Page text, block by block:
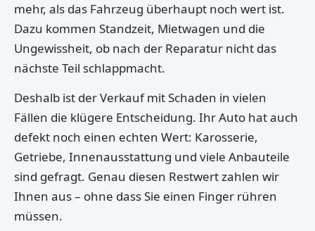
mehr, als das Fahrzeug überhaupt noch wert ist.
Dazu kommen Standzeit, Mietwagen und die
Ungewissheit, ob nach der Reparatur nicht das
nächste Teil schlappmacht.
Deshalb ist der Verkauf mit Schaden in vielen
Fällen die klügere Entscheidung. Ihr Auto hat auch
defekt noch einen echten Wert: Karosserie,
Getriebe, Innenausstattung und viele Anbauteile
sind gefragt. Genau diesen Restwert zahlen wir
Ihnen aus – ohne dass Sie einen Finger rühren
müssen.